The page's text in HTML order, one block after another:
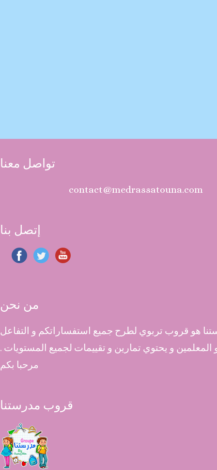
تواصل معنا
contact@medrassatouna.com
إتصل بنا
من نحن
هو قروب تربوي لطرح جميع استفساراتكم و التفاعل
و المعلمين و يحتوي تمارين و تقييمات لجميع المستويات .
مرحبا بكم
قروب مدرستنا